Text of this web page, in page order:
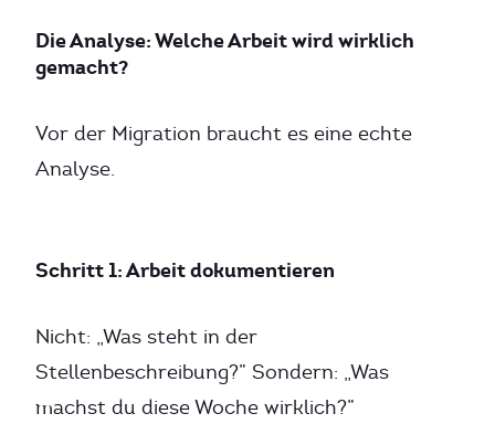
Die Analyse: Welche Arbeit wird wirklich
gemacht?
Vor der Migration braucht es eine echte
Analyse.
Schritt 1: Arbeit dokumentieren
Nicht: „Was steht in der
Stellenbeschreibung?” Sondern: „Was
machst du diese Woche wirklich?”